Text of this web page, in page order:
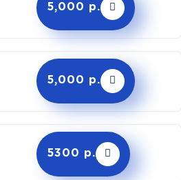
5,000 р.
5,000 р.
5300 р.